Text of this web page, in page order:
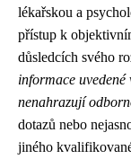
lékařskou a
přístup k
důsledcích svého
informace
nenahrazují
dotazů nebo
jiného